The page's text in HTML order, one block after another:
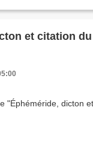
et citation